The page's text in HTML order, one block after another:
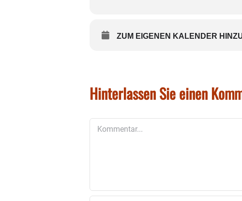
ZUM EIGENEN KALENDER
Hinterlassen Sie einen